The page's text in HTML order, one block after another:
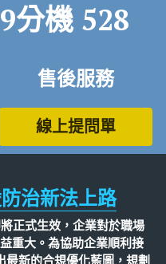
分機 528
售後服務
線上提問單
治新法上路
正式生效，企業對於職場
重大。為協助企業順利接
新的合規優化藍圖，規劃